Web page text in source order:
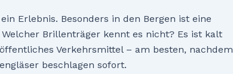
Erlebnis. Besonders in den Bergen ist eine
Brillenträger kennt es nicht? Es ist kalt
Verkehrsmittel – am besten, nachdem
beschlagen sofort.